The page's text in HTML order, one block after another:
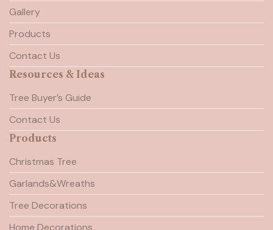
Gallery
Products
Contact Us
Resources & Ideas
Tree Buyer’s Guide
Contact Us
Products
Christmas Tree
Garlands&Wreaths
Tree Decorations
Home Decorations